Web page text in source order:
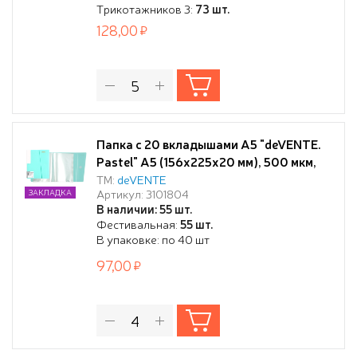
Трикотажников 3: 73 шт.
128,00
Папка с 20 вкладышами А5 "deVENTE.
Pastel" А5 (156x225x20 мм), 500 мкм,
фактура "песок" с клапаном на
липучке, вкладыши 30 мкм,
индивидуальная маркировка,
непрозрачная бирюзовая
ТМ: deVENTE
Артикул: 3101804
В наличии: 55 шт.
Фестивальная:55 шт.
В упаковке: по 40 шт
ЗАКЛАДКА
97,00